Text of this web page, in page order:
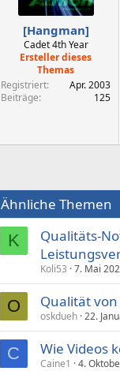
[Hangman]
Cadet 4th Year
Ersteller dieses
Themas
Registriert
Apr. 2003
Beiträge
125
Ähnliche Themen
K
Qualitäts-
Koli53 7. Mai
O Qualität von
oskdueh 22.
C Wie Videos
Caine1 4.